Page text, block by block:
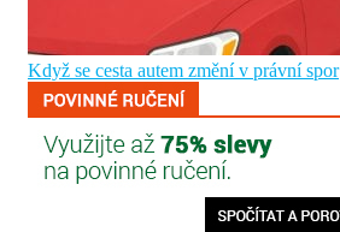
Když se cesta autem změní v právní spor